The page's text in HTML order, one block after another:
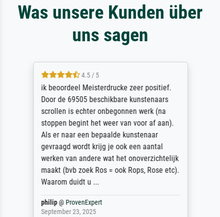
Was unsere Kunden über
uns sagen
4.5 / 5
ik beoordeel Meisterdrucke zeer positief.
Door de 69505 beschikbare kunstenaars
scrollen is echter onbegonnen werk (na
stoppen begint het weer van voor af aan).
Als er naar een bepaalde kunstenaar
gevraagd wordt krijg je ook een aantal
werken van andere wat het onoverzichtelijk
maakt (bvb zoek Ros = ook Rops, Rose etc).
Waarom duidt u ...
philip@ ProvenExpert
September 23, 2025